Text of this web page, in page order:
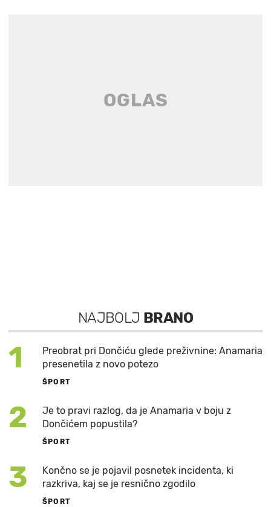
NAJBOLJ BRANO
1
Preobrat pri Dončiću glede preživnine: Anamaria
presenetila z novo potezo
ŠPORT
2
Je to pravi razlog, da je Anamaria v boju z
Dončićem popustila?
ŠPORT
3
Končno se je pojavil posnetek incidenta, ki
razkriva, kaj se je resnično zgodilo
ŠPORT